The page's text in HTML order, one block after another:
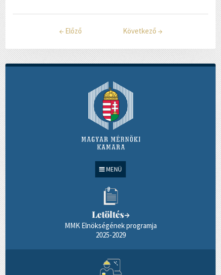
MENÜ
Letöltés→
MMK Elnökségének programja
2025-2029
← Előző Következő →